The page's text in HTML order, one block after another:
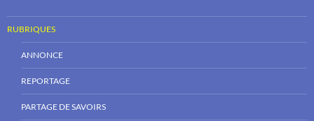
RUBRIQUES
ANNONCE
REPORTAGE
PARTAGE DE SAVOIRS